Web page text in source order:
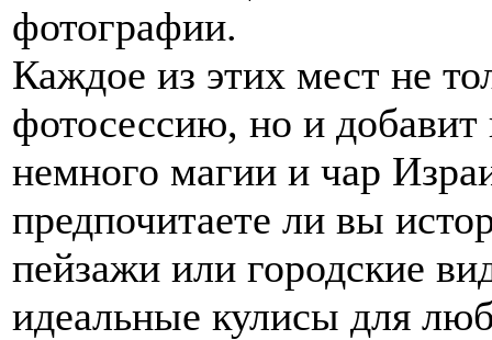
фотографии.
Каждое из этих мест не
фотосессию, но и
немного магии и чар
предпочитаете ли вы
пейзажи или городские
идеальные кулисы для